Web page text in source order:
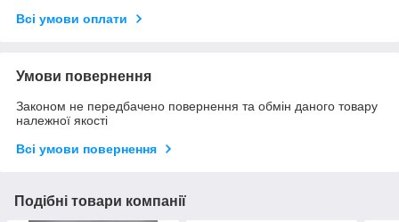
Всі умови оплати
Умови повернення
Законом не передбачено повернення та обмін даного товару
належної якості
Всі умови повернення
Подібні товари компанії